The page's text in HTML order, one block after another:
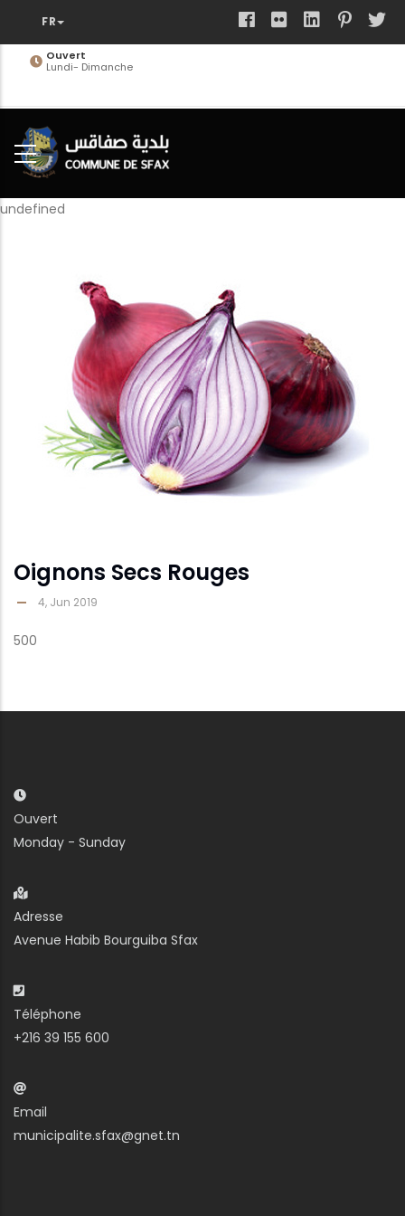
contenuOuvert
Lundi- Dimanche
undefined
Oignons Secs Rouges
4, Jun 2019
500
Ouvert
Monday - Sunday
Adresse
Avenue Habib Bourguiba Sfax
Téléphone
+216 39 155 600
Email
municipalite.sfax@gnet.tn